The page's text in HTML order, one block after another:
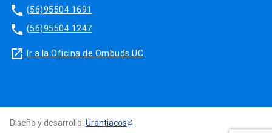
phone (56)95504 1691
phone (56)95504 1247
launch Ir a la Oficina de Ombuds UC
Diseño y desarrollo: Urantiacos